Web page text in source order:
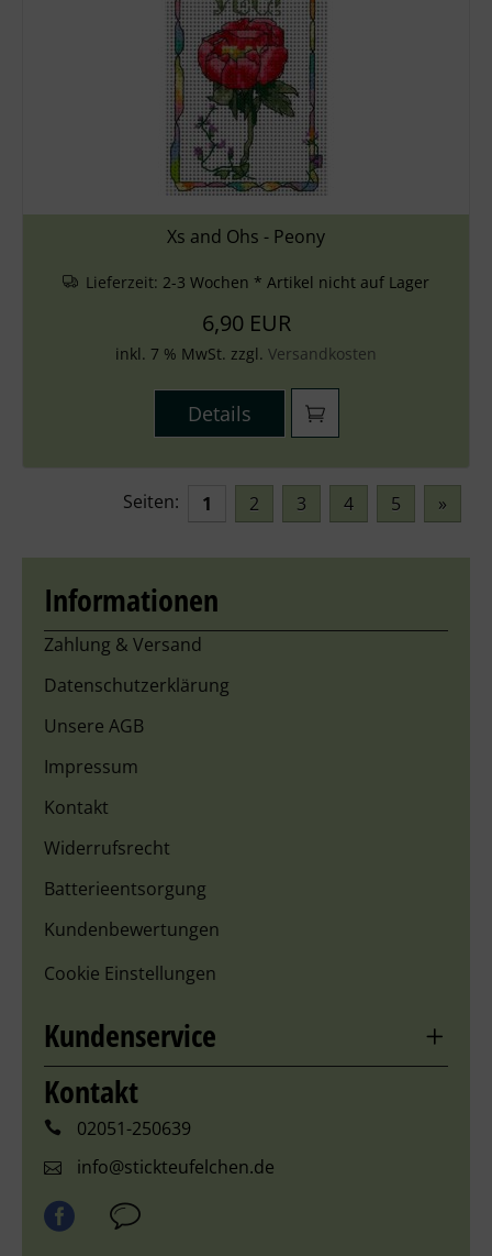
Xs and Ohs - Peony
Lieferzeit: 2-3 Wochen * Artikel nicht auf Lager
6,90 EUR
inkl. 7 % MwSt. zzgl. Versandkosten
Details
Seiten: 1 2 3 4 5 »
Informationen
Zahlung & Versand
Datenschutzerklärung
Unsere AGB
Impressum
Kontakt
Widerrufsrecht
Batterieentsorgung
Kundenbewertungen
Cookie Einstellungen
Kundenservice
Kontakt
02051-250639
info@stickteufelchen.de